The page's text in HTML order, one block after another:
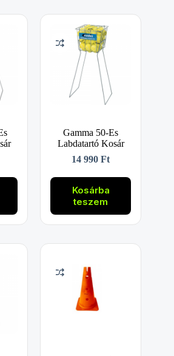
Gamma 50-Es
Labdatartó Kosár
14 990Ft
Kosárba
teszem